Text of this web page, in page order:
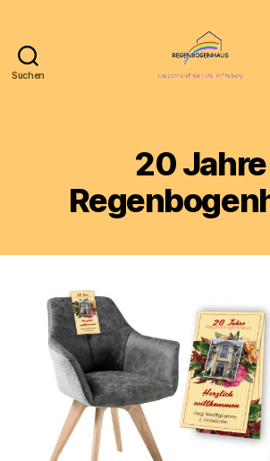
Suchen
gGmbH
20 Jahre